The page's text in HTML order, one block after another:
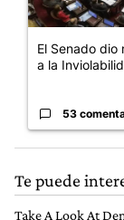
El Senado dio
a la
53